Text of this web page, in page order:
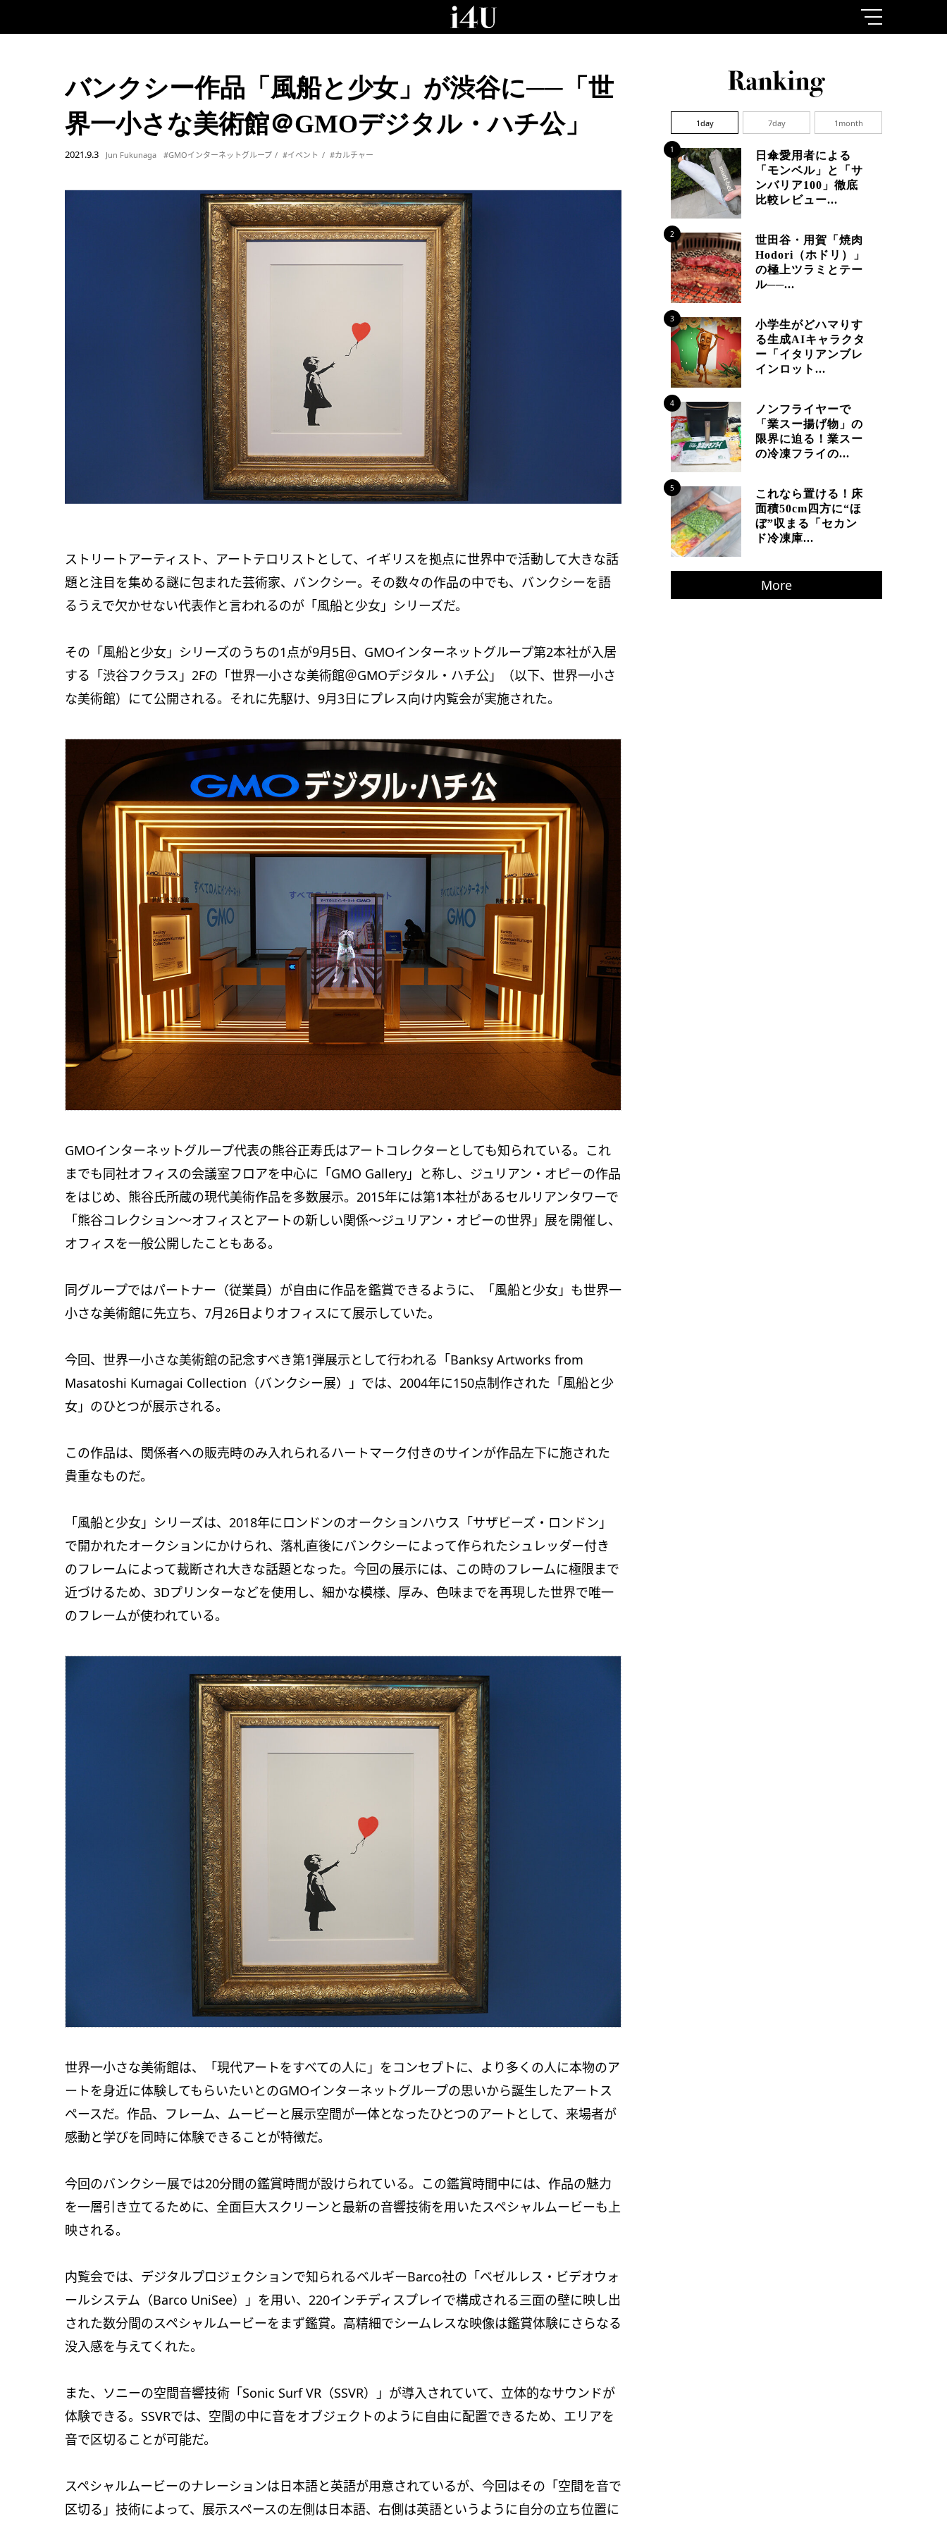
バンクシー作品「風船と少女」が渋谷に──「世
界一小さな美術館＠GMOデジタル・ハチ公」
2021.9.3 Jun Fukunaga #GMOインターネットグループ #イベント #カルチャー
ストリートアーティスト、アートテロリストとして、イギリスを拠点に世界中で活動して大きな話
題と注目を集める謎に包まれた芸術家、バンクシー。その数々の作品の中でも、バンクシーを語
るうえで欠かせない代表作と言われるのが「風船と少女」シリーズだ。
その「風船と少女」シリーズのうちの1点が9月5日、GMOインターネットグループ第2本社が入居
する「渋谷フクラス」2Fの「世界一小さな美術館＠GMOデジタル・ハチ公」（以下、世界一小さ
な美術館）にて公開される。それに先駆け、9月3日にプレス向け内覧会が実施された。
GMOインターネットグループ代表の熊⾕正寿氏はアートコレクターとしても知られている。これ
までも同社オフィスの会議室フロアを中⼼に「GMO Gallery」と称し、ジュリアン・オピーの作品
をはじめ、熊⾕氏所蔵の現代美術作品を多数展⽰。2015年には第1本社があるセルリアンタワーで
「熊⾕コレクション〜オフィスとアートの新しい関係〜ジュリアン・オピーの世界」展を開催し、
オフィスを⼀般公開したこともある。
同グループではパートナー（従業員）が自由に作品を鑑賞できるように、「風船と少女」も世界一
小さな美術館に先立ち、7月26日よりオフィスにて展示していた。
今回、世界⼀⼩さな美術館の記念すべき第1弾展示として行われる「Banksy Artworks from
Masatoshi Kumagai Collection（バンクシー展）」では、2004年に150点制作された「風船と少
女」のひとつが展示される。
この作品は、関係者への販売時のみ⼊れられるハートマーク付きのサインが作品左下に施された
貴重なものだ。
「風船と少女」シリーズは、2018年にロンドンのオークションハウス「サザビーズ・ロンドン」
で開かれたオークションにかけられ、落札直後にバンクシーによって作られたシュレッダー付き
のフレームによって裁断され大きな話題となった。今回の展示には、この時のフレームに極限まで
近づけるため、3Dプリンターなどを使用し、細かな模様、厚み、色味までを再現した世界で唯一
のフレームが使われている。
世界一小さな美術館は、「現代アートをすべての人に」をコンセプトに、より多くの人に本物のア
ートを身近に体験してもらいたいとのGMOインターネットグループの思いから誕生したアートス
ペースだ。作品、フレーム、ムービーと展示空間が一体となったひとつのアートとして、来場者が
感動と学びを同時に体験できることが特徴だ。
今回のバンクシー展では20分間の鑑賞時間が設けられている。この鑑賞時間中には、作品の魅力
を一層引き立てるために、全面巨大スクリーンと最新の音響技術を用いたスペシャルムービーも上
映される。
内覧会では、デジタルプロジェクションで知られるベルギーBarco社の「ベゼルレス・ビデオウォ
ールシステム（Barco UniSee）」を用い、220インチディスプレイで構成される三面の壁に映し出
された数分間のスペシャルムービーをまず鑑賞。高精細でシームレスな映像は鑑賞体験にさらなる
没入感を与えてくれた。
また、ソニーの空間音響技術「Sonic Surf VR（SSVR）」が導入されていて、立体的なサウンドが
体験できる。SSVRでは、空間の中に音をオブジェクトのように自由に配置できるため、エリアを
音で区切ることが可能だ。
スペシャルムービーのナレーションは日本語と英語が用意されているが、今回はその「空間を音で
区切る」技術によって、展示スペースの左側は日本語、右側は英語というように自分の立ち位置に
1day 7day 1month
1
日傘愛用者による
「モンベル」と「サ
ンバリア100」徹底
比較レビュー...
2
世田谷・用賀「焼肉
Hodori（ホドリ）」
の極上ツラミとテー
ル──...
3
小学生がどハマりす
る生成AIキャラクタ
ー「イタリアンブレ
インロット...
4
ノンフライヤーで
「業スー揚げ物」の
限界に迫る！業スー
の冷凍フライの...
5
これなら置ける！床
面積50cm四方に“ほ
ぼ”収まる「セカン
ド冷凍庫...
More